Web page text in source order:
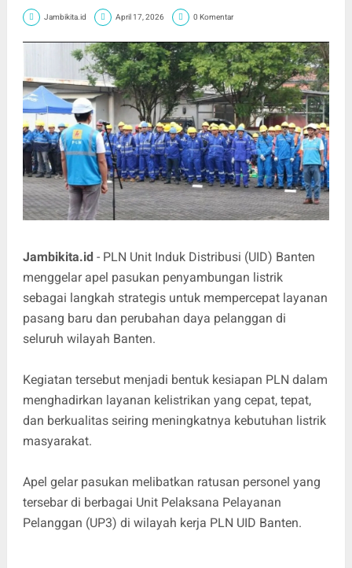
Jambikita.id April 17, 2026 0 Komentar
Jambikita.id- PLN Unit Induk Distribusi (UID) Banten
menggelar apel pasukan penyambungan listrik
sebagai langkah strategis untuk mempercepat layanan
pasang baru dan perubahan daya pelanggan di
seluruh wilayah Banten.
Kegiatan tersebut menjadi bentuk kesiapan PLN dalam
menghadirkan layanan kelistrikan yang cepat, tepat,
dan berkualitas seiring meningkatnya kebutuhan listrik
masyarakat.
Apel gelar pasukan melibatkan ratusan personel yang
tersebar di berbagai Unit Pelaksana Pelayanan
Pelanggan (UP3) di wilayah kerja PLN UID Banten.